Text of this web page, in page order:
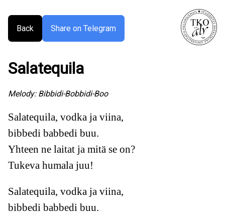
Back Share on Telegram
Salatequila
Melody: Bibbidi-Bobbidi-Boo
Salatequila, vodka ja viina,
bibbedi babbedi buu.
Yhteen ne laitat ja mitä se on?
Tukeva humala juu!
Salatequila, vodka ja viina,
bibbedi babbedi buu.